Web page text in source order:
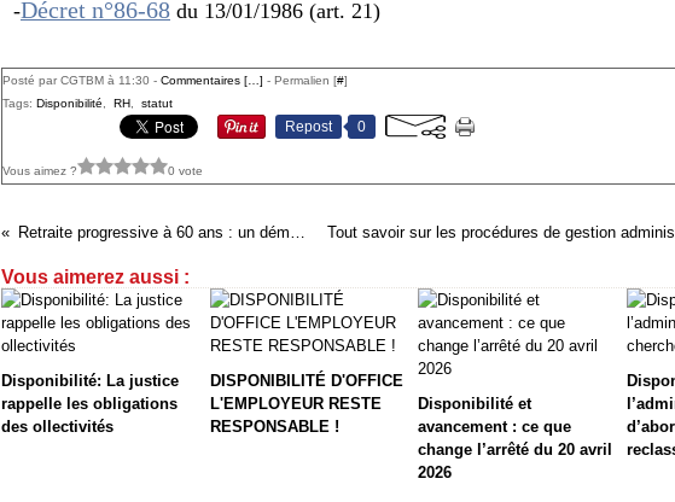
-Décret n°86-68 du 13/01/1986 (art. 21)
Posté par CGTBM à 11:30 - Commentaires [ ] - Permalien [#]
Tags: Disponibilité RH statut
Repost 0
Vous aimez ? 0 vote
Retraite progressive à 60 ans : un démarrage au 1er septembre dans le brouillard
Vous aimerez aussi :
Disponibilité: La justice
rappelle les obligations
des ollectivités
DISPONIBILITÉ D'OFFICE
L'EMPLOYEUR RESTE
RESPONSABLE !
Disponibilité et
avancement : ce que
change l’arrêté du 20 avril
2026